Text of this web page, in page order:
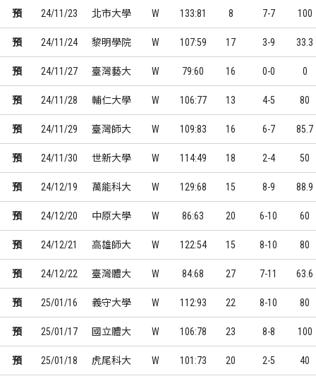
預 24/11/23 北市大學 W 133:81 8 7-7 100
預 24/11/24 黎明學院 W 107:59 17 3-9 33.3
預 24/11/27 臺灣藝大 W 79:60 16 0-0 0
預 24/11/28 輔仁大學 W 106:77 13 4-5 80
預 24/11/29 臺灣師大 W 109:83 16 6-7 85.7
預 24/11/30 世新大學 W 114:49 18 2-4 50
預 24/12/19 萬能科大 W 129:68 15 8-9 88.9
預 24/12/20 中原大學 W 86:63 20 6-10 60
預 24/12/21 高雄師大 W 122:54 15 8-10 80
預 24/12/22 臺灣體大 W 84:68 27 7-11 63.6
預 25/01/16 義守大學 W 112:93 22 8-10 80
預 25/01/17 國立體大 W 106:78 23 8-8 100
預 25/01/18 虎尾科大 W 101:73 20 2-5 40